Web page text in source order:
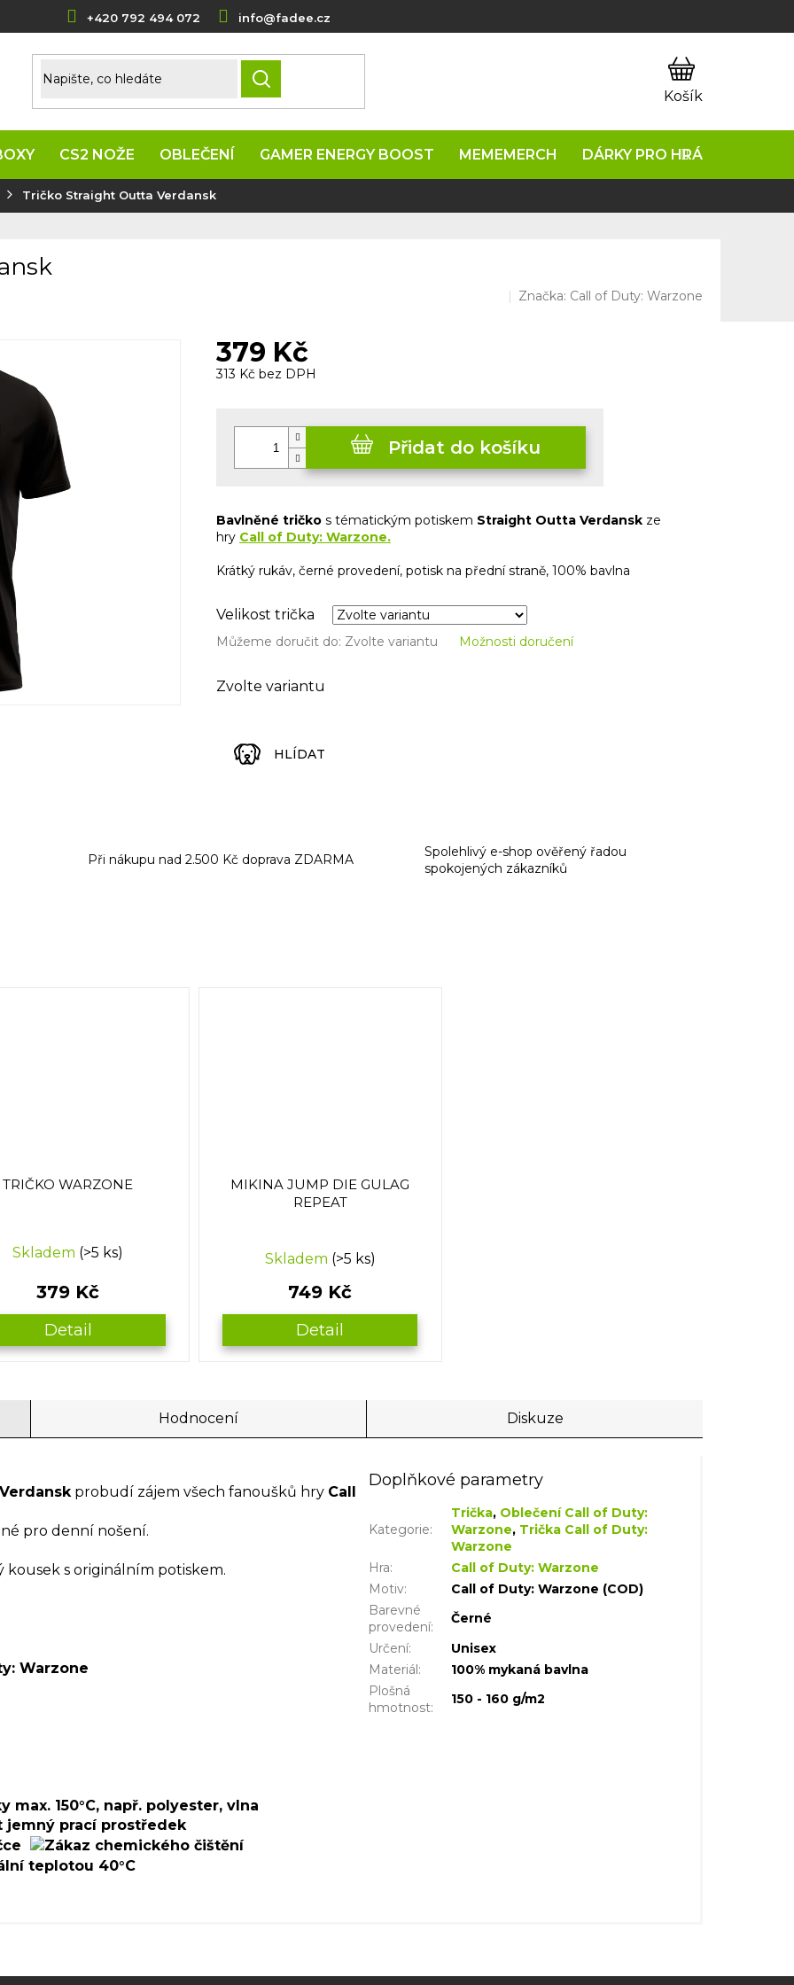
+420 792 494 072 info@fadee.cz
HLEDAT
CS2 NOŽE OBLEČENÍ GAMER ENERGY BOOST MEMEMERCH DÁRKY PRO HRÁČE
Tričko Straight Outta Verdansk
Značka: Call of Duty: Warzone
379 Kč
313 Kč bez DPH
Zvolte variantu
Velikost trička
Můžeme doručit do: Zvolte variantu Možnosti doručení
Přidat do košíku
Bavlněné tričko s tématickým potiskem Straight Outta Verdansk ze
hry Call of Duty: Warzone.
Krátký rukáv, černé provedení, potisk na přední straně, 100% bavlna
HLÍDAT
Při nákupu nad 2.500 Kč doprava ZDARMA
Spolehlivý e-shop ověřený řadou
spokojených zákazníků
TRIČKO WARZONE
Skladem (>5 ks)
379 Kč
Detail
MIKINA JUMP DIE GULAG
REPEAT
hodnocení
5,0
Skladem (>5 ks)
749 Kč
Detail
Hodnocení Diskuze
probudí zájem všech fanoušků hry Call
pro denní nošení.
s originálním potiskem.
Warzone
Doplňkové parametry
Kategorie:
Trička, Oblečení Call of Duty:
Warzone, Trička Call of Duty:
Warzone
Hra:
Call of Duty: Warzone
Motiv:
Call of Duty: Warzone (COD)
Barevné
provedení:
Černé
Určení:
Unisex
Materiál:
100% mykaná bavlna
Plošná
hmotnost:
150 - 160 g/m2